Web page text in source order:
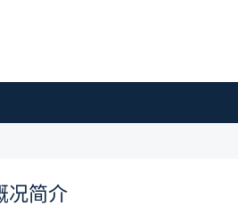
况简介